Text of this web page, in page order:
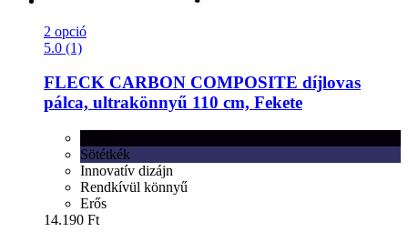
2 opció
5.0 (1)
FLECK CARBON COMPOSITE díjlovas
pálca, ultrakönnyű 110 cm, Fekete
Sötétkék
Innovatív dizájn
Rendkívül könnyű
Erős
14.190 Ft